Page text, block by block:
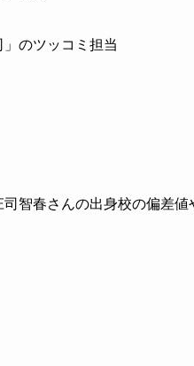
のツッコミ担当
司智春さんの出身校の偏差